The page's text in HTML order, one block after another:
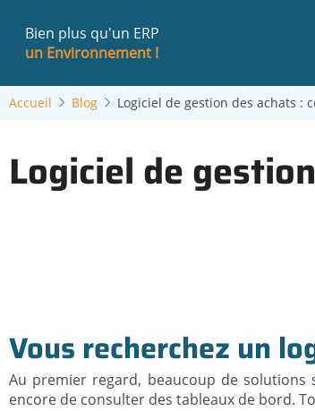
contenu
Bien plus qu'un ERP
un Environnement !
Accueil Blog Logiciel de gestion des achats :
Logiciel de
Vous recherchez un
Au premier regard, beaucoup de
encore de consulter des tableaux de bord.